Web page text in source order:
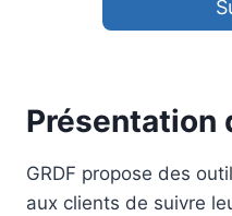
Présentation
GRDF propose des
aux clients de suivre